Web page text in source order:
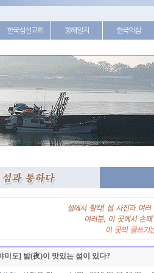
한국섬선교회 항해일지 한국의섬
미도] 밤(夜)이 맛있는 섬이 있다?